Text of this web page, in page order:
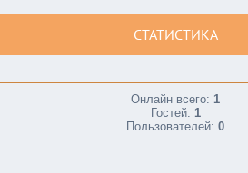
СТАТИСТИКА
Онлайн всего: 1
Гостей: 1
Пользователей: 0